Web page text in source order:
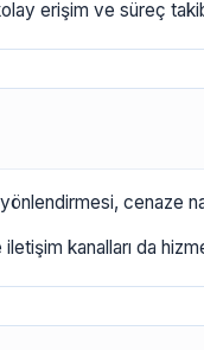
erişim ve süreç
cenaze
kanalları da